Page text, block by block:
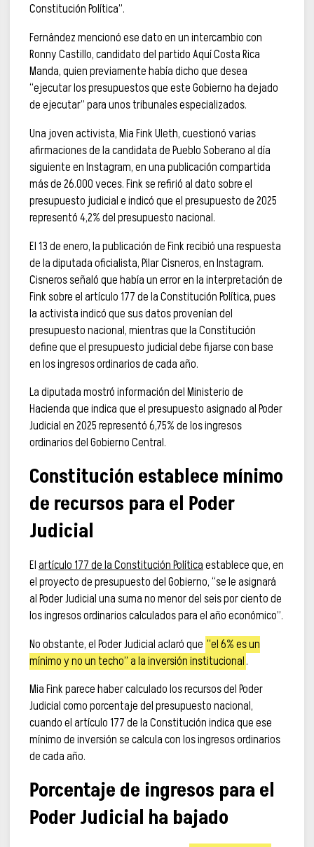
Constitución Política”.
Fernández mencionó ese dato en un intercambio con
Ronny Castillo, candidato del partido Aquí Costa Rica
Manda, quien previamente había dicho que desea
“ejecutar los presupuestos que este Gobierno ha dejado
de ejecutar” para unos tribunales especializados.
Una joven activista, Mia Fink Uleth, cuestionó varias
afirmaciones de la candidata de Pueblo Soberano al día
siguiente en Instagram, en una publicación compartida
más de 26.000 veces. Fink se refirió al dato sobre el
presupuesto judicial e indicó que el presupuesto de 2025
representó 4,2% del presupuesto nacional.
El 13 de enero, la publicación de Fink recibió una respuesta
de la diputada oficialista, Pilar Cisneros, en Instagram.
Cisneros señaló que había un error en la interpretación de
Fink sobre el artículo 177 de la Constitución Política, pues
la activista indicó que sus datos provenían del
presupuesto nacional, mientras que la Constitución
define que el presupuesto judicial debe fijarse con base
en los ingresos ordinarios de cada año.
La diputada mostró información del Ministerio de
Hacienda que indica que el presupuesto asignado al Poder
Judicial en 2025 representó 6,75% de los ingresos
ordinarios del Gobierno Central.
Constitución establece mínimo
de recursos para el Poder
Judicial
Elartículo 177 de la Constitución Políticaestablece que, en
el proyecto de presupuesto del Gobierno, “se le asignará
al Poder Judicial una suma no menor del seis por ciento de
los ingresos ordinarios calculados para el año económico”.
No obstante, el Poder Judicial aclaró que “el 6% es un
mínimo y no un techo” a la inversión institucional.
Mia Fink parece haber calculado los recursos del Poder
Judicial como porcentaje del presupuesto nacional,
cuando el artículo 177 de la Constitución indica que ese
mínimo de inversión se calcula con los ingresos ordinarios
de cada año.
Porcentaje de ingresos para el
Poder Judicial ha bajado